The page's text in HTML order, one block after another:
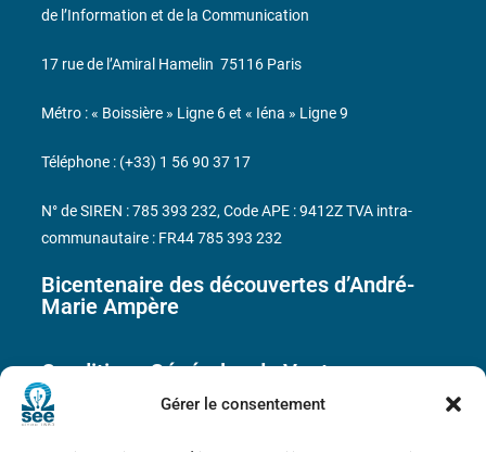
Gérer le consentement
Bicentenaire des découvertes d’André-
Marie Ampère
Conditions Générales de Vente
de l’Information et de la Communication
17 rue de l’Amiral Hamelin 75116 Paris
Métro : « Boissière » Ligne 6 et « Iéna » Ligne 9
Téléphone : (+33) 1 56 90 37 17
N° de SIREN : 785 393 232, Code APE : 9412Z TVA intra-
communautaire : FR44 785 393 232